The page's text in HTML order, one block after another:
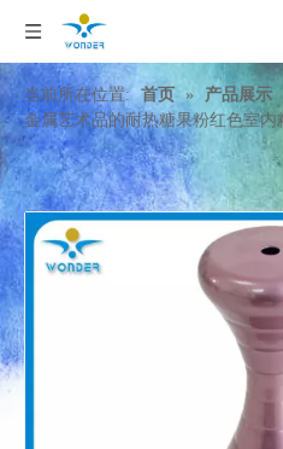
当前所在位置: 首页 » 产品展示
金属艺术品的耐热糖果粉红色室内